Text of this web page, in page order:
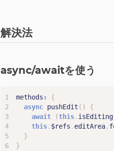
解決法
async/awaitを使う
methods :
{
async pushEdit ()
{
await
(this. isEditing
this. $refs . editArea.
}
}